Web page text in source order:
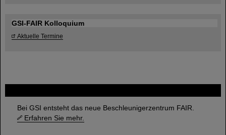
Bei GSI entsteht das neue Beschleunigerzentrum FAIR.
Erfahren Sie mehr.
GSI-FAIR Kolloquium
Aktuelle Termine